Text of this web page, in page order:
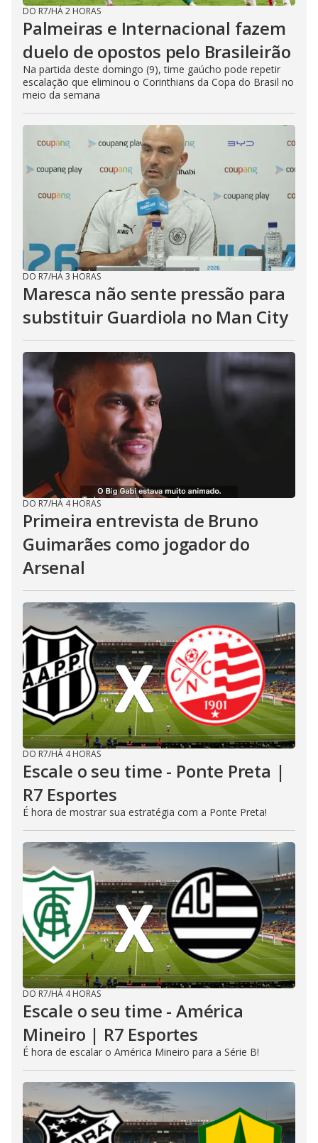
DO R7/HÁ 2 HORAS
Palmeiras e Internacional fazem
duelo de opostos pelo Brasileirão
Na partida deste domingo (9), time gaúcho pode repetir
escalação que eliminou o Corinthians da Copa do Brasil no
meio da semana
DO R7/HÁ 3 HORAS
Maresca não sente pressão para
substituir Guardiola no Man City
DO R7/HÁ 4 HORAS
Primeira entrevista de Bruno
Guimarães como jogador do
Arsenal
DO R7/HÁ 4 HORAS
Escale o seu time - Ponte Preta |
R7 Esportes
É hora de mostrar sua estratégia com a Ponte Preta!
DO R7/HÁ 4 HORAS
Escale o seu time - América
Mineiro | R7 Esportes
É hora de escalar o América Mineiro para a Série B!